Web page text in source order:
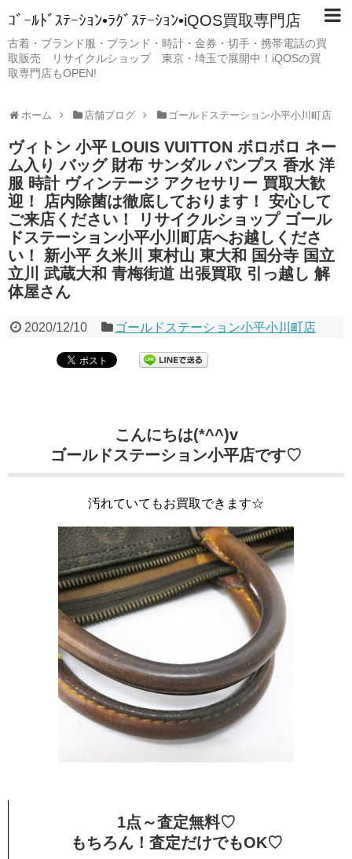
ｺﾞｰﾙﾄﾞｽﾃｰｼｮﾝ•ﾗｸﾞｽﾃｰｼｮﾝ•iQOS買取専門店
古着・ブランド服・ブランド・時計・金券・切手・携帯電話の買
取販売 リサイクルショップ 東京・埼玉で展開中！iQOSの買
取専門店もOPEN!
ホーム 店舗ブログ ゴールドステーション小平小川町店
ヴィトン 小平 LOUIS VUITTON ボロボロ ネー
ム入り バッグ 財布 サンダル パンプス 香水 洋
服 時計 ヴィンテージ アクセサリー 買取大歓
迎！ 店内除菌は徹底しております！ 安心して
ご来店ください！ リサイクルショップ ゴール
ドステーション小平小川町店へお越しくださ
い！ 新小平 久米川 東村山 東大和 国分寺 国立
立川 武蔵大和 青梅街道 出張買取 引っ越し 解
体屋さん
2020/12/10 ゴールドステーション小平小川町店
こんにちは(*^^)v
ゴールドステーション小平店です♡
汚れていてもお買取できます☆
1点～査定無料♡
もちろん！査定だけでもOK♡